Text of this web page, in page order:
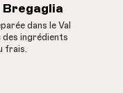
dans le Val
des ingrédients
frais.